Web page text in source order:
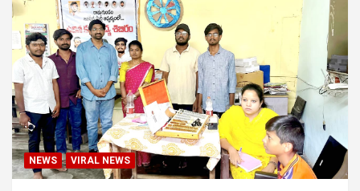
NEWS VIRAL NEWS